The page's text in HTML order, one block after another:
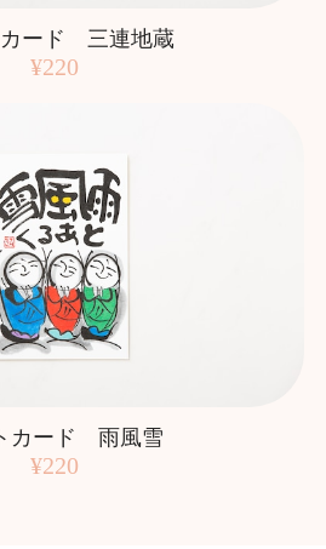
カード 三連地蔵
¥220
カード 雨風雪
¥220